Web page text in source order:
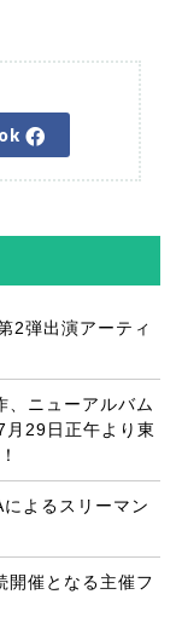
2弾出演アーティ
、ニューアルバム
29日正午より東
よるスリーマン
催となる主催フ